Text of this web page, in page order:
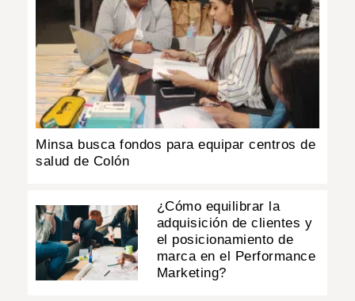
Minsa busca fondos para equipar centros de
salud de Colón
¿Cómo equilibrar la
adquisición de clientes y
el posicionamiento de
marca en el Performance
Marketing?